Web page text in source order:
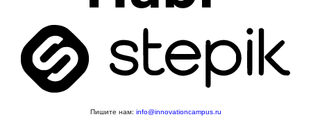
Пишите нам: info@innovationcampus.ru